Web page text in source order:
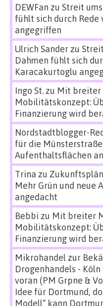
DEWFan zu Streit
fühlt sich durch Rede
angegriffen
Ulrich Sanderzu
Dahmen fühlt sich
Karacakurtoglu
Ingo St.zu Mit breiter
Mobilitätskonzept:
Finanzierung wird
Nordstadtblogger-
für die
Aufenthaltsflächen
Trina zu
Mehr Grün und neue
angedacht
Bebbi zu Mit breiter
Mobilitätskonzept:
Finanzierung wird
Mikrohandel zur
Drogenhandels -
voran (PM Grpne &
Idee für Dortmund,
Modell“ kann